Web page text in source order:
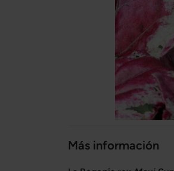
Más información